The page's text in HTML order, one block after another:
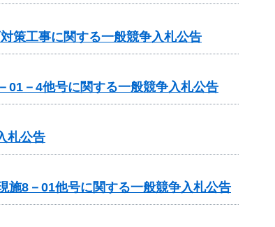
策工事に関する一般競争入札公告
－4他号に関する一般競争入札公告
札公告
8－01他号に関する一般競争入札公告